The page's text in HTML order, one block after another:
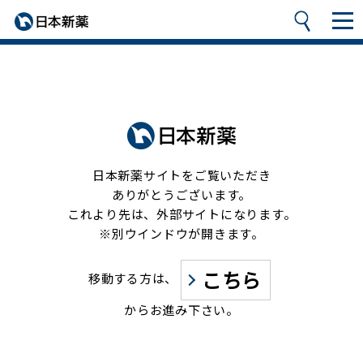
日本新薬サイトをご覧いただき
ありがとうございます。
これより先は、外部サイトになります。
※別ウインドウが開きます。
移動する方は、 こちら
からお進み下さい。